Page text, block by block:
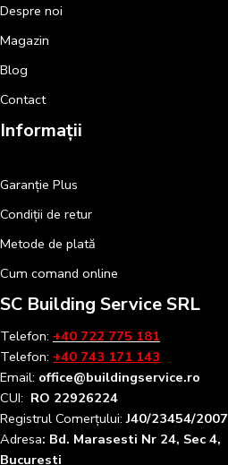
Despre noi
Magazin
Blog
Contact
Informații
Garanție Plus
Condiții de retur
Metode de plată
Cum comand online
SC Building Service SRL
Telefon: +40 722 775 181
Telefon: +40 743 171 143
Email: office@buildingservice.ro
CUI: RO 22926224
Registrul Comerțului:J40/23454/2007
Adresa: Bd. Marasesti Nr 24, Sec 4,
Bucuresti